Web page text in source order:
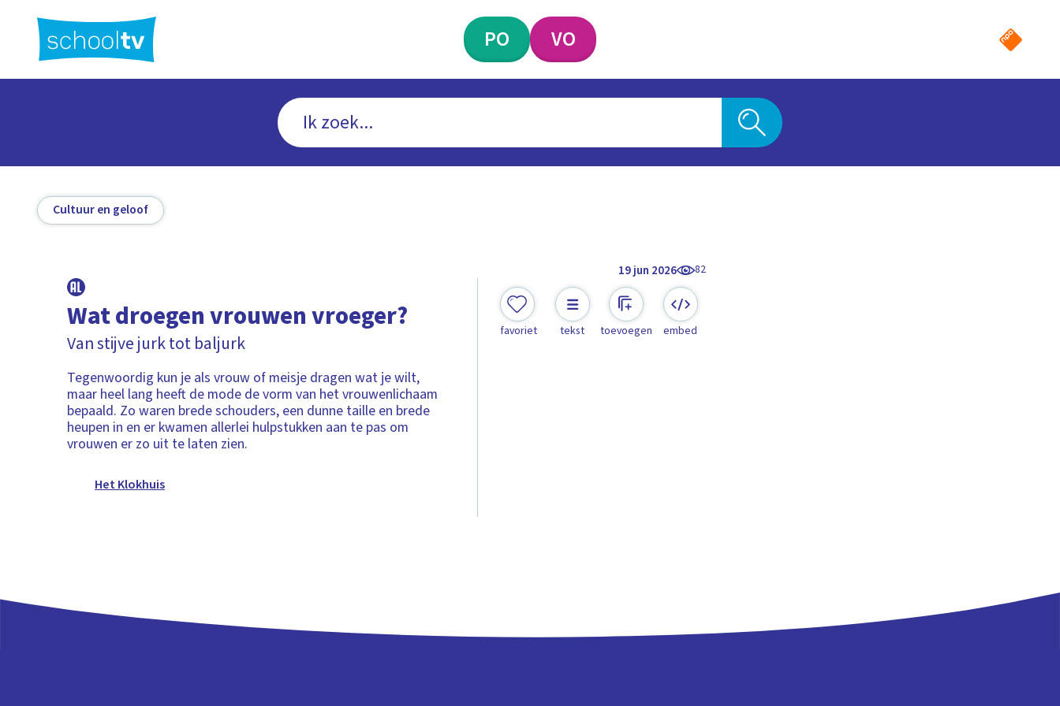
hoofdinhoud
PO VO
Cultuur en geloof
19 jun 2026 82
Wat droegen vrouwen vroeger?
Van stijve jurk tot baljurk
Tegenwoordig kun je als vrouw of meisje dragen wat je wilt,
maar heel lang heeft de mode de vorm van het vrouwenlichaam
bepaald. Zo waren brede schouders, een dunne taille en brede
heupen in en er kwamen allerlei hulpstukken aan te pas om
vrouwen er zo uit te laten zien.
Het Klokhuis
favoriet tekst toevoegen embed